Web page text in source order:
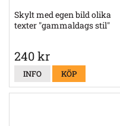
Skylt med egen bild olika
texter "gammaldags stil"
240 kr
INFO KÖP